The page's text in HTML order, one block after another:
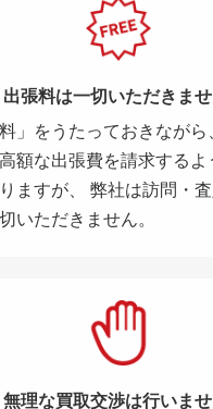
張料は一切いただきませ
料」をうたっておきなが
額な出張費を請求するよ
ますが、 弊社は訪問・
いただきません。
理な買取交渉は行いませ